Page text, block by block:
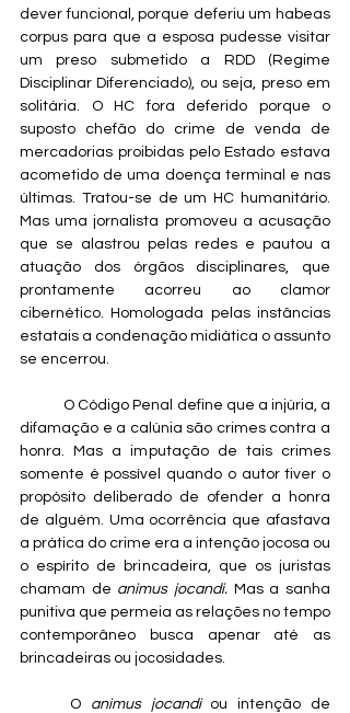
dever funcional, porque deferiu um habeas
corpus para que a esposa pudesse visitar
um preso submetido a RDD (Regime
Disciplinar Diferenciado), ou seja, preso em
solitária. O HC fora deferido porque o
suposto chefão do crime de venda de
mercadorias proibidas pelo Estado estava
acometido de uma doença terminal e nas
últimas. Tratou-se de um HC humanitário.
Mas uma jornalista promoveu a acusação
que se alastrou pelas redes e pautou a
atuação dos órgãos disciplinares, que
prontamente acorreu ao clamor
cibernético. Homologada pelas instâncias
estatais a condenação midiática o assunto
se encerrou.
difamação e a calúnia são crimes contra a
honra. Mas a imputação de tais crimes
somente é possível quando o autor tiver o
propósito deliberado de ofender a honra
de alguém. Uma ocorrência que afastava
a prática do crime era a intenção jocosa ou
o espírito de brincadeira, que os juristas
chamam de animus jocandi. Mas a sanha
punitiva que permeia as relações no tempo
contemporâneo busca apenar até as
brincadeiras ou jocosidades.
	O
animus jocandi ou intenção de